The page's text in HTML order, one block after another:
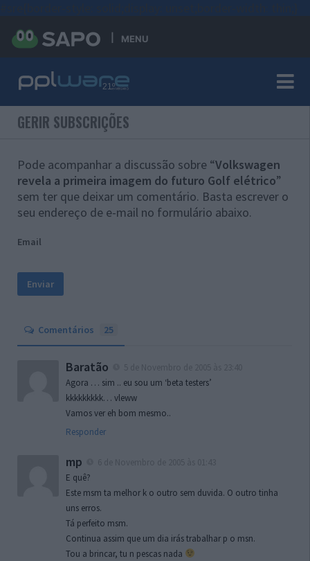
MENU
GERIR SUBSCRIÇÕES
Pode acompanhar a discussão sobre “Volkswagen
revela a primeira imagem do futuro Golf elétrico”
sem ter que deixar um comentário. Basta escrever o
seu endereço de e-mail no formulário abaixo.
Email
Comentários 25
Baratão
Agora … sim .. eu sou um ‘beta testers’
kkkkkkkkk… vleww
Vamos ver eh bom mesmo..
Responder
mp
E quê?
Este msm ta melhor k o outro sem duvida. O outro tinha
uns erros.
Tá perfeito msm.
Continua assim que um dia irás trabalhar p o msn.
Tou a brincar, tu n pescas nada